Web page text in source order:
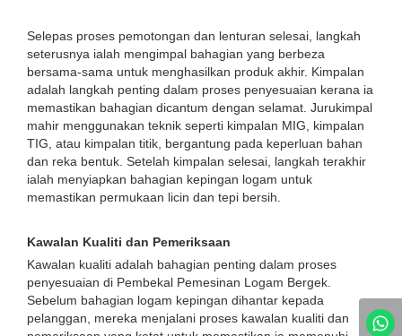
Selepas proses pemotongan dan lenturan selesai, langkah
seterusnya ialah mengimpal bahagian yang berbeza
bersama-sama untuk menghasilkan produk akhir. Kimpalan
adalah langkah penting dalam proses penyesuaian kerana ia
memastikan bahagian dicantum dengan selamat. Jurukimpal
mahir menggunakan teknik seperti kimpalan MIG, kimpalan
TIG, atau kimpalan titik, bergantung pada keperluan bahan
dan reka bentuk. Setelah kimpalan selesai, langkah terakhir
ialah menyiapkan bahagian kepingan logam untuk
memastikan permukaan licin dan tepi bersih.
Kawalan Kualiti dan Pemeriksaan
Kawalan kualiti adalah bahagian penting dalam proses
penyesuaian di Pembekal Pemesinan Logam Bergek.
Sebelum bahagian logam kepingan dihantar kepada
pelanggan, mereka menjalani proses kawalan kualiti dan